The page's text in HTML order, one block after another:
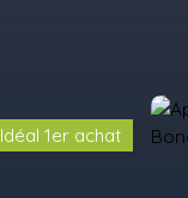
Idéal 1er achat